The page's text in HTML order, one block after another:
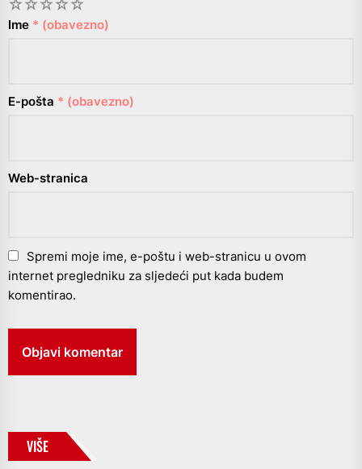
5
4
3
2
Ime * (obavezno)
E-pošta * (obavezno)
Web-stranica
Spremi moje ime, e-poštu i web-stranicu u ovom
internet pregledniku za sljedeći put kada budem
komentirao.
VIŠE